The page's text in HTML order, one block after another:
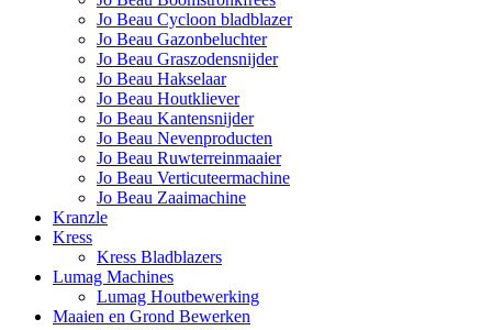
Jo Beau Cycloon bladblazer
Jo Beau Gazonbeluchter
Jo Beau Graszodensnijder
Jo Beau Hakselaar
Jo Beau Houtkliever
Jo Beau Kantensnijder
Jo Beau Nevenproducten
Jo Beau Ruwterreinmaaier
Jo Beau Verticuteermachine
Jo Beau Zaaimachine
Kranzle
Kress
Kress Bladblazers
Lumag Machines
Lumag Houtbewerking
Maaien en Grond Bewerken